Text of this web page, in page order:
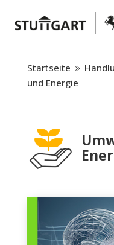
Startseite 9
und Energie